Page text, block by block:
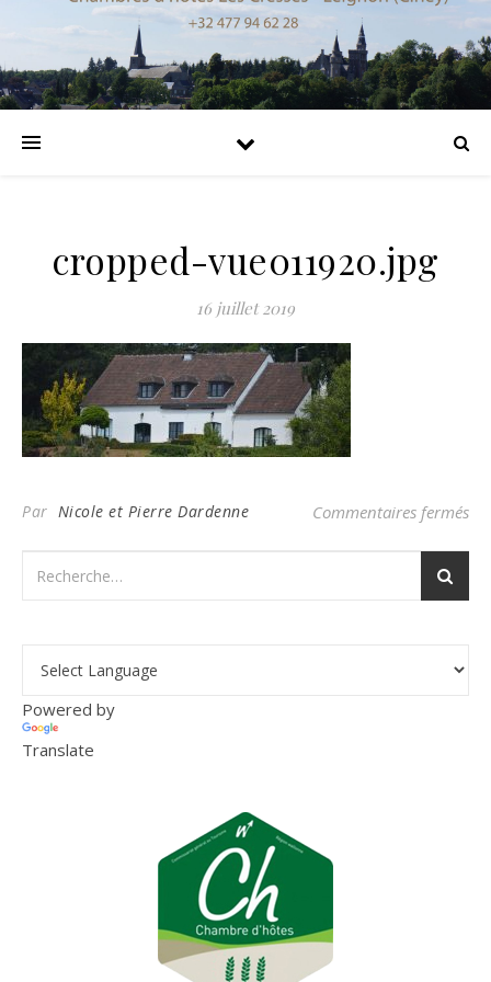
cropped-vue011920.jpg
16 juillet 2019
Par Nicole et Pierre Dardenne Commentaires fermés
Powered by
Translate